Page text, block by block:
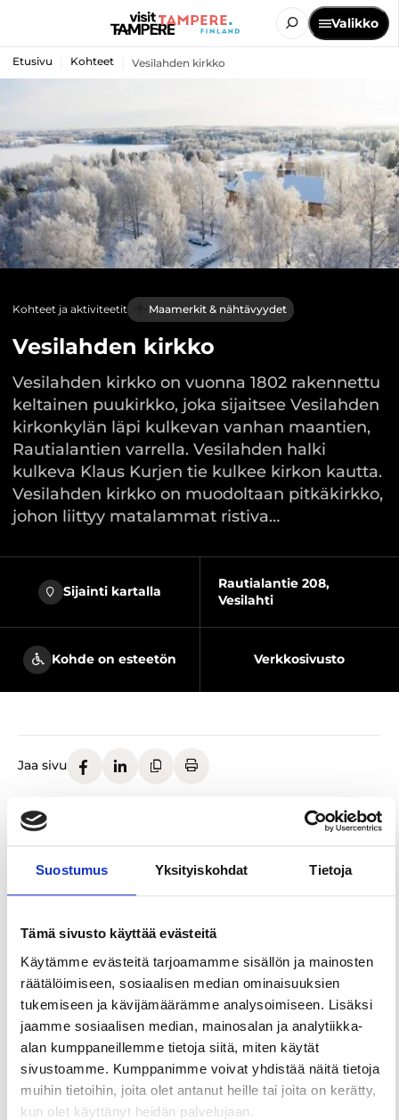
Suostumus Yksityiskohdat Tietoja
Tämä sivusto käyttää evästeitä
Käytämme evästeitä tarjoamamme sisällön ja mainosten
räätälöimiseen, sosiaalisen median ominaisuuksien
tukemiseen ja kävijämäärämme analysoimiseen. Lisäksi
jaamme sosiaalisen median, mainosalan ja analytiikka-
alan kumppaneillemme tietoja siitä, miten käytät
sivustoamme. Kumppanimme voivat yhdistää näitä tietoja
muihin tietoihin, joita olet antanut heille tai joita on kerätty,
kun olet käyttänyt heidän palvelujaan.
Valikko
Etusivu Kohteet Vesilahden kirkko
Kohteet ja aktiviteetit Maamerkit & nähtävyydet
Vesilahden kirkko
Vesilahden kirkko on vuonna 1802 rakennettu
keltainen puukirkko, joka sijaitsee Vesilahden
kirkonkylän läpi kulkevan vanhan maantien,
Rautialantien varrella. Vesilahden halki
kulkeva Klaus Kurjen tie kulkee kirkon kautta.
Vesilahden kirkko on muodoltaan pitkäkirkko,
johon liittyy matalammat ristiva…
Sijainti kartalla
Rautialantie 208,
Vesilahti
Kohde on esteetön Verkkosivusto
Jaa sivu
Vesilahden kirkko on vuonna 1802 rakennettu
keltainen puukirkko, joka sijaitsee Vesilahden
kirkonkylän läpi kulkevan vanhan maantien,
Rautialantien varrella. Vesilahden halki kulkeva
johon liittyy matalammat ristivarret. Ristikeskusta
korostaa pieni kattoratsastaja. Ikkunat on sijoitettu
kahteen kerrokseen. Kirkkosalin maalauskoristelu
on 1840-luvulta. Kirkon keskiaikaiseen esineistöön
kuuluu krusifiksi 1420-luvulta. Saarnatuoli on 1600-
luvulta ja alttaritaulu tuntemattoman taiteilijan
Jeesus Getsemanessa 1800-luvulta.